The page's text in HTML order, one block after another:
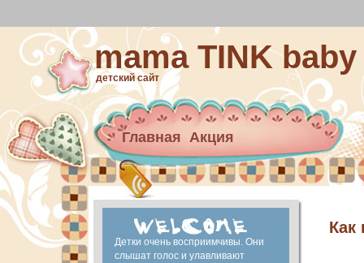
mama TINK baby
детский сайт
Главная Акция
Архив новостей
материнский капитал
Ранее развитие
Детки очень восприимчивы. Они
слышат голос и улавливают
Как